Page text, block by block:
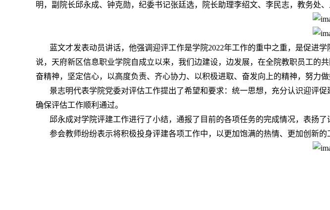
明，副院长邱永成、钟克勋，纪委书记张廷选，院长助理李绍文、李民志，教务处
蓝文才发表动员讲话，他强调迎评工作是学院2022年工作的重中之重，是促进
说，天府新区信息职业学院自成立以来，我们边建设，边发展，在全院教职员工的
奋精神，坚定信心，以高度负责、齐心协力、以积极进取、奋发向上的精神，努力
景志明代表学院党委对评估工作提出了希望和要求：统一思想，充分认识迎评
确保评估工作顺利通过。
邱永成对学院评建工作进行了小结，通报了目前的各项任务的完成情况，表扬
参会教师纷纷表示将积极投身评建各项工作中，以更加饱满的热情、更加创新